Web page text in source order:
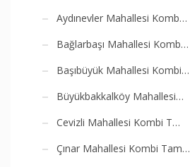
Aydınevler Mahallesi Komb…
Bağlarbaşı Mahallesi Komb…
Başıbüyük Mahallesi Kombi…
Büyükbakkalköy Mahallesi…
Cevizli Mahallesi Kombi T…
Çınar Mahallesi Kombi Tam…